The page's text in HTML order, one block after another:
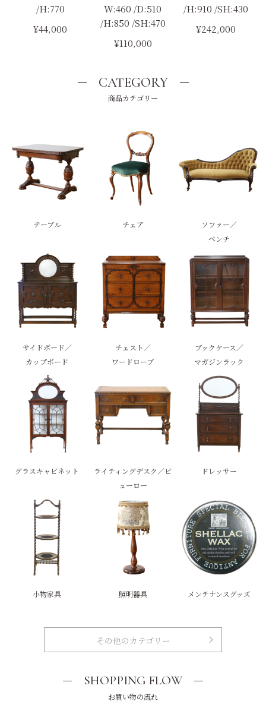
/H:770
¥44,000
W:460 /D:510
/H:850 /SH:470
¥110,000
/H:910 /SH:430
¥242,000
CATEGORY
商品カテゴリー
テーブル チェア
ソファー／
ベンチ
サイドボード／
カップボード
チェスト／
ワードローブ
ブックケース／
マガジンラック
グラスキャビネット
ライティングデスク／ビ
ューロー
ドレッサー
小物家具 照明器具 メンテナンスグッズ
その他のカテゴリー
SHOPPING FLOW
お買い物の流れ